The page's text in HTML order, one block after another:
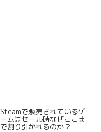
Steamで販売されているゲ
ームはセール時なぜここま
で割り引かれるのか？